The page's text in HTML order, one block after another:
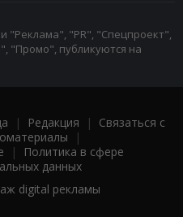
"Реклама", "PR", "Спецпроект",
"Промо", публикуются на
| Редакция | Связаться с
|
|
Политика в сфере
данных
digital рекламы